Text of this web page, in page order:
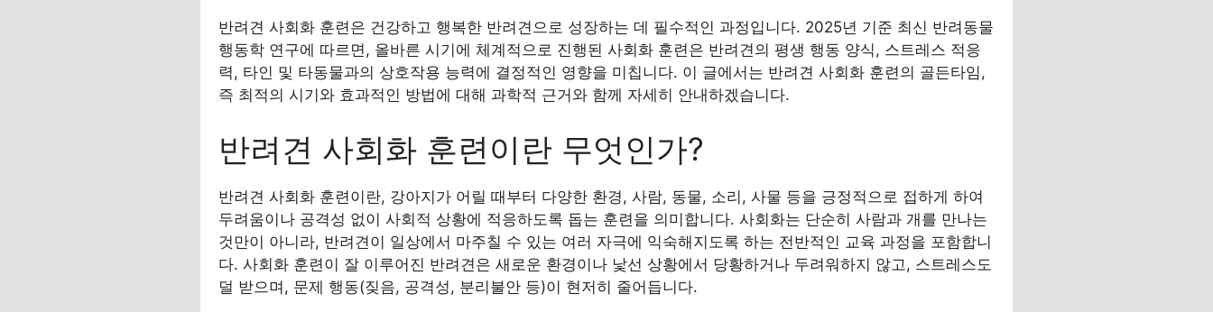
반려견 사회화 훈련은 건강하고 행복한 반려견으로 성장하는 데 필수적인 과정입니다. 2025년 기준 최신 반려동물
행동학 연구에 따르면, 올바른 시기에 체계적으로 진행된 사회화 훈련은 반려견의 평생 행동 양식, 스트레스 적응
력, 타인 및 타동물과의 상호작용 능력에 결정적인 영향을 미칩니다. 이 글에서는 반려견 사회화 훈련의 골든타임,
즉 최적의 시기와 효과적인 방법에 대해 과학적 근거와 함께 자세히 안내하겠습니다.
반려견 사회화 훈련이란 무엇인가?
반려견 사회화 훈련이란, 강아지가 어릴 때부터 다양한 환경, 사람, 동물, 소리, 사물 등을 긍정적으로 접하게 하여
두려움이나 공격성 없이 사회적 상황에 적응하도록 돕는 훈련을 의미합니다. 사회화는 단순히 사람과 개를 만나는
것만이 아니라, 반려견이 일상에서 마주칠 수 있는 여러 자극에 익숙해지도록 하는 전반적인 교육 과정을 포함합니
다. 사회화 훈련이 잘 이루어진 반려견은 새로운 환경이나 낯선 상황에서 당황하거나 두려워하지 않고, 스트레스도
덜 받으며, 문제 행동(짖음, 공격성, 분리불안 등)이 현저히 줄어듭니다.